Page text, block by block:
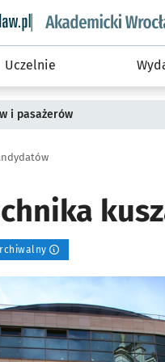
wroclaw.pl
Uczelnie
i pasażerów